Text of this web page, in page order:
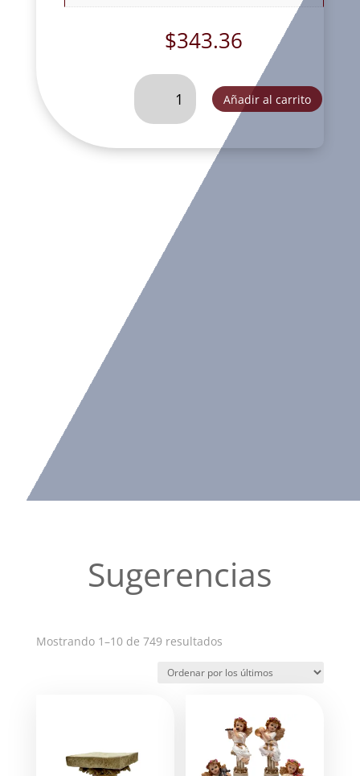
$343.36
BAILARINA
ARRIBA
GA2247C
Añadir al carrito
Sugerencias
Mostrando 1–10 de 749 resultadosOrdenado
los